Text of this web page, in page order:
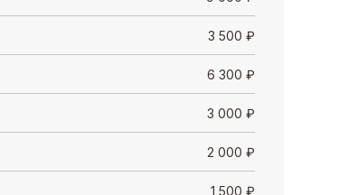
3 500 ₽
6 300 ₽
3 000 ₽
2 000 ₽
1 500 ₽